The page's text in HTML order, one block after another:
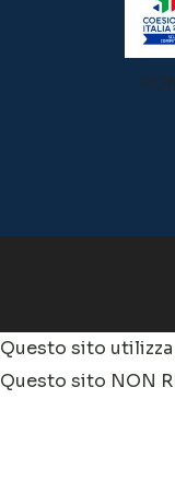
Questo sito
Questo sito NON